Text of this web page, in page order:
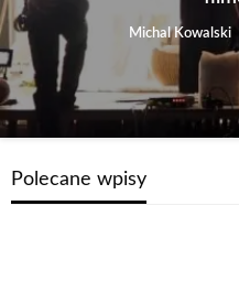
Michal Kowalski
Polecane wpisy